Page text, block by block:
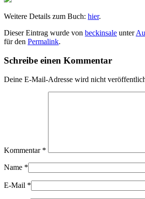
Weitere Details zum Buch: hier.
Dieser Eintrag wurde von beckinsale unter
für den Permalink.
Schreibe einen Kommentar
Deine E-Mail-Adresse wird nicht
Kommentar *
Name *
E-Mail *